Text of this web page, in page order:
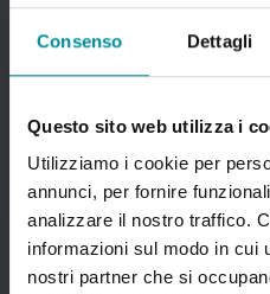
Consenso Dettagli
Questo sito web utilizza i
Utilizziamo i cookie per
annunci, per fornire
analizzare il nostro traffico.
informazioni sul modo in cui
nostri partner che si